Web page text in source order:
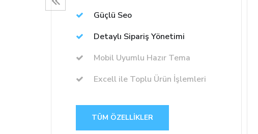
Güçlü Seo
Detaylı Sipariş Yönetimi
Mobil Uyumlu Hazır Tema
Excell ile Toplu Ürün İşlemleri
TÜM ÖZELLIKLER